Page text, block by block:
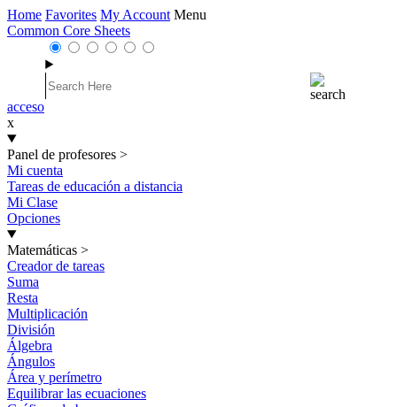
Home Favorites My Account Menu
Common Core Sheets
acceso
x
Panel de profesores >
Mi cuenta
Tareas de educación a distancia
Mi Clase
Opciones
Matemáticas >
Creador de tareas
Suma
Resta
Multiplicación
División
Álgebra
Ángulos
Área y perímetro
Equilibrar las ecuaciones